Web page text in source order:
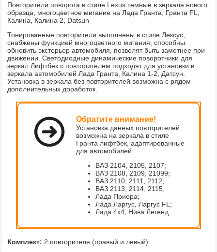
Повторители поворота в стиле Lexus темные в зеркала нового
образца, многоцветное мигание на Лада Гранта, Гранта FL,
Калина, Калина 2, Datsun
Тонированные повторители выполнены в стиле Лексус,
снабжены функцией многоцветного мигания, способны
обновить экстерьер автомобиля, позволят быть заметнее при
движении. Светодиодные динамические поворотники для
зеркал Лифтбек с повторителем подходят для установки в
зеркала автомобилей Лада Гранта, Калина 1-2, Датсун.
Установка в зеркала без повторителей возможна с рядом
дополнительных доработок.
Обратите внимание!
Установка данных повторителей
возможна на зеркала в стиле
Гранта лифтбек, адаптированные
для автомобилей:
ВАЗ 2104, 2105, 2107;
ВАЗ 2108, 2109, 21099;
ВАЗ 2110, 2111, 2112;
ВАЗ 2113, 2114, 2115;
Лада Приора;
Лада Ларгус, Ларгус FL;
Лада 4х4, Нива Легенд.
Комплект: 2 повторителя (правый и левый)